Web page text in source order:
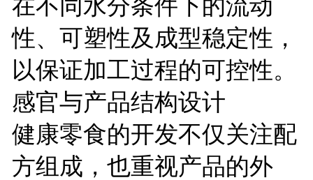
性、可塑性及成型稳定性，
以保证加工过程的可控性。
感官与产品结构设计
健康零食的开发不仅关注配
方组成，也重视产品的外